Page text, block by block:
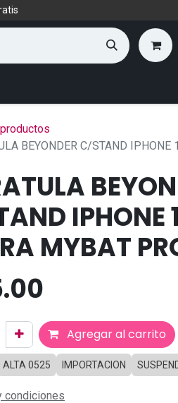
BEYONDER C/STAND IPHONE
IPHONE
MYBAT
Agregar al carrito
ALTA 0525 IMPORTACION
condiciones